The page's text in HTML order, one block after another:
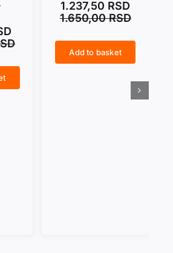
1.650,00RSD
1.237,50 RSD
Add to basket